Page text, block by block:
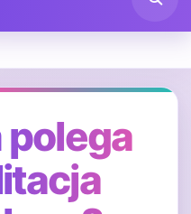
polega